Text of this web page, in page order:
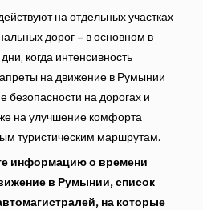
на отдельных участках
дорог – в основном в
когда интенсивность
на движение в Румынии
на дорогах и
на улучшение комфорта
туристическим маршрутам.
информацию о времени
в Румынии, список
на которые